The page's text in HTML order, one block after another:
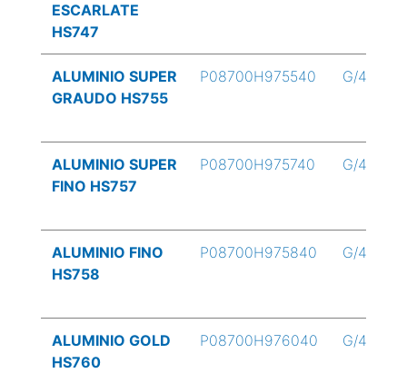
ESCARLATE
HS747
ALUMINIO SUPER
GRAUDO HS755
P08700H975540 G/4
ALUMINIO SUPER
FINO HS757
P08700H975740 G/4
ALUMINIO FINO
HS758
P08700H975840 G/4
ALUMINIO GOLD
HS760
P08700H976040 G/4